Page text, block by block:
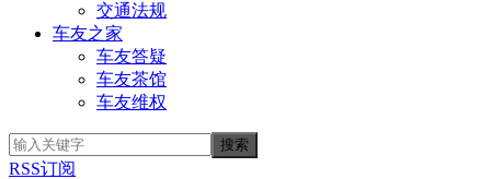
交通法规
车友之家
车友答疑
车友茶馆
车友维权
RSS订阅